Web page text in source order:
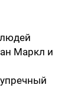
Маркл и